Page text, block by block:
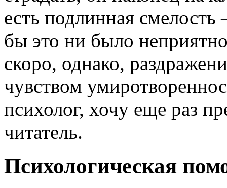
есть подлинная
бы это ни было
скоро, однако,
чувством
психолог, хочу еще раз
читатель.
Психологическая